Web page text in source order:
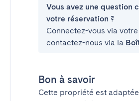
Vous avez une question
votre réservation ?
Connectez-vous via
contactez-nous via la
Bon à savoir
Cette propriété est